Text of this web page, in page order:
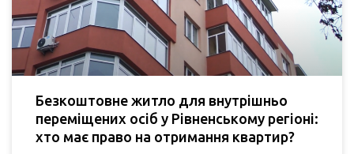
Безкоштовне житло для внутрішньо
переміщених осіб у Рівненському регіоні:
хто має право на отримання квартир?